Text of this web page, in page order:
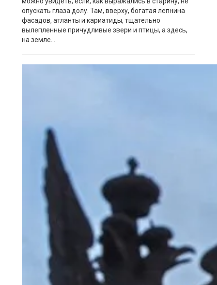
опускать глаза долу. Там, вверху, богатая лепнина
фасадов, атланты и кариатиды, тщательно
вылепленные причудливые звери и птицы, а здесь,
на земле…